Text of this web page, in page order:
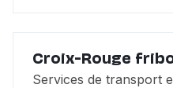
Croix-Rouge
Services de transport